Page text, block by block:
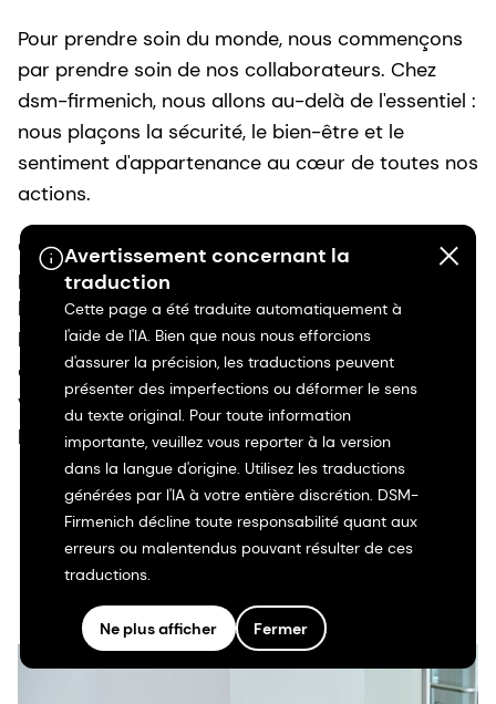
Pour prendre soin du monde, nous commençons
par prendre soin de nos collaborateurs. Chez
dsm-firmenich, nous allons au-delà de l'essentiel :
nous plaçons la sécurité, le bien-être et le
sentiment d'appartenance au cœur de toutes nos
actions.
Qu'il s'agisse de promouvoir la santé mentale et
physique ou de créer des communautés sans
barrières, nous instaurons une culture dans
laquelle chacun se sent pris en compte, soutenu
et libre de s'épanouir. Car lorsque chacun se sent
valorisé, il n’y a aucune limite à ce que nous
pouvons accomplir ensemble.
En savoir plus
Avertissement concernant la
traduction
Cette page a été traduite automatiquement à
l'aide de l'IA. Bien que nous nous efforcions
d'assurer la précision, les traductions peuvent
présenter des imperfections ou déformer le sens
du texte original. Pour toute information
importante, veuillez vous reporter à la version
dans la langue d'origine. Utilisez les traductions
générées par l'IA à votre entière discrétion. DSM-
Firmenich décline toute responsabilité quant aux
erreurs ou malentendus pouvant résulter de ces
traductions.
Ne plus afficher Fermer